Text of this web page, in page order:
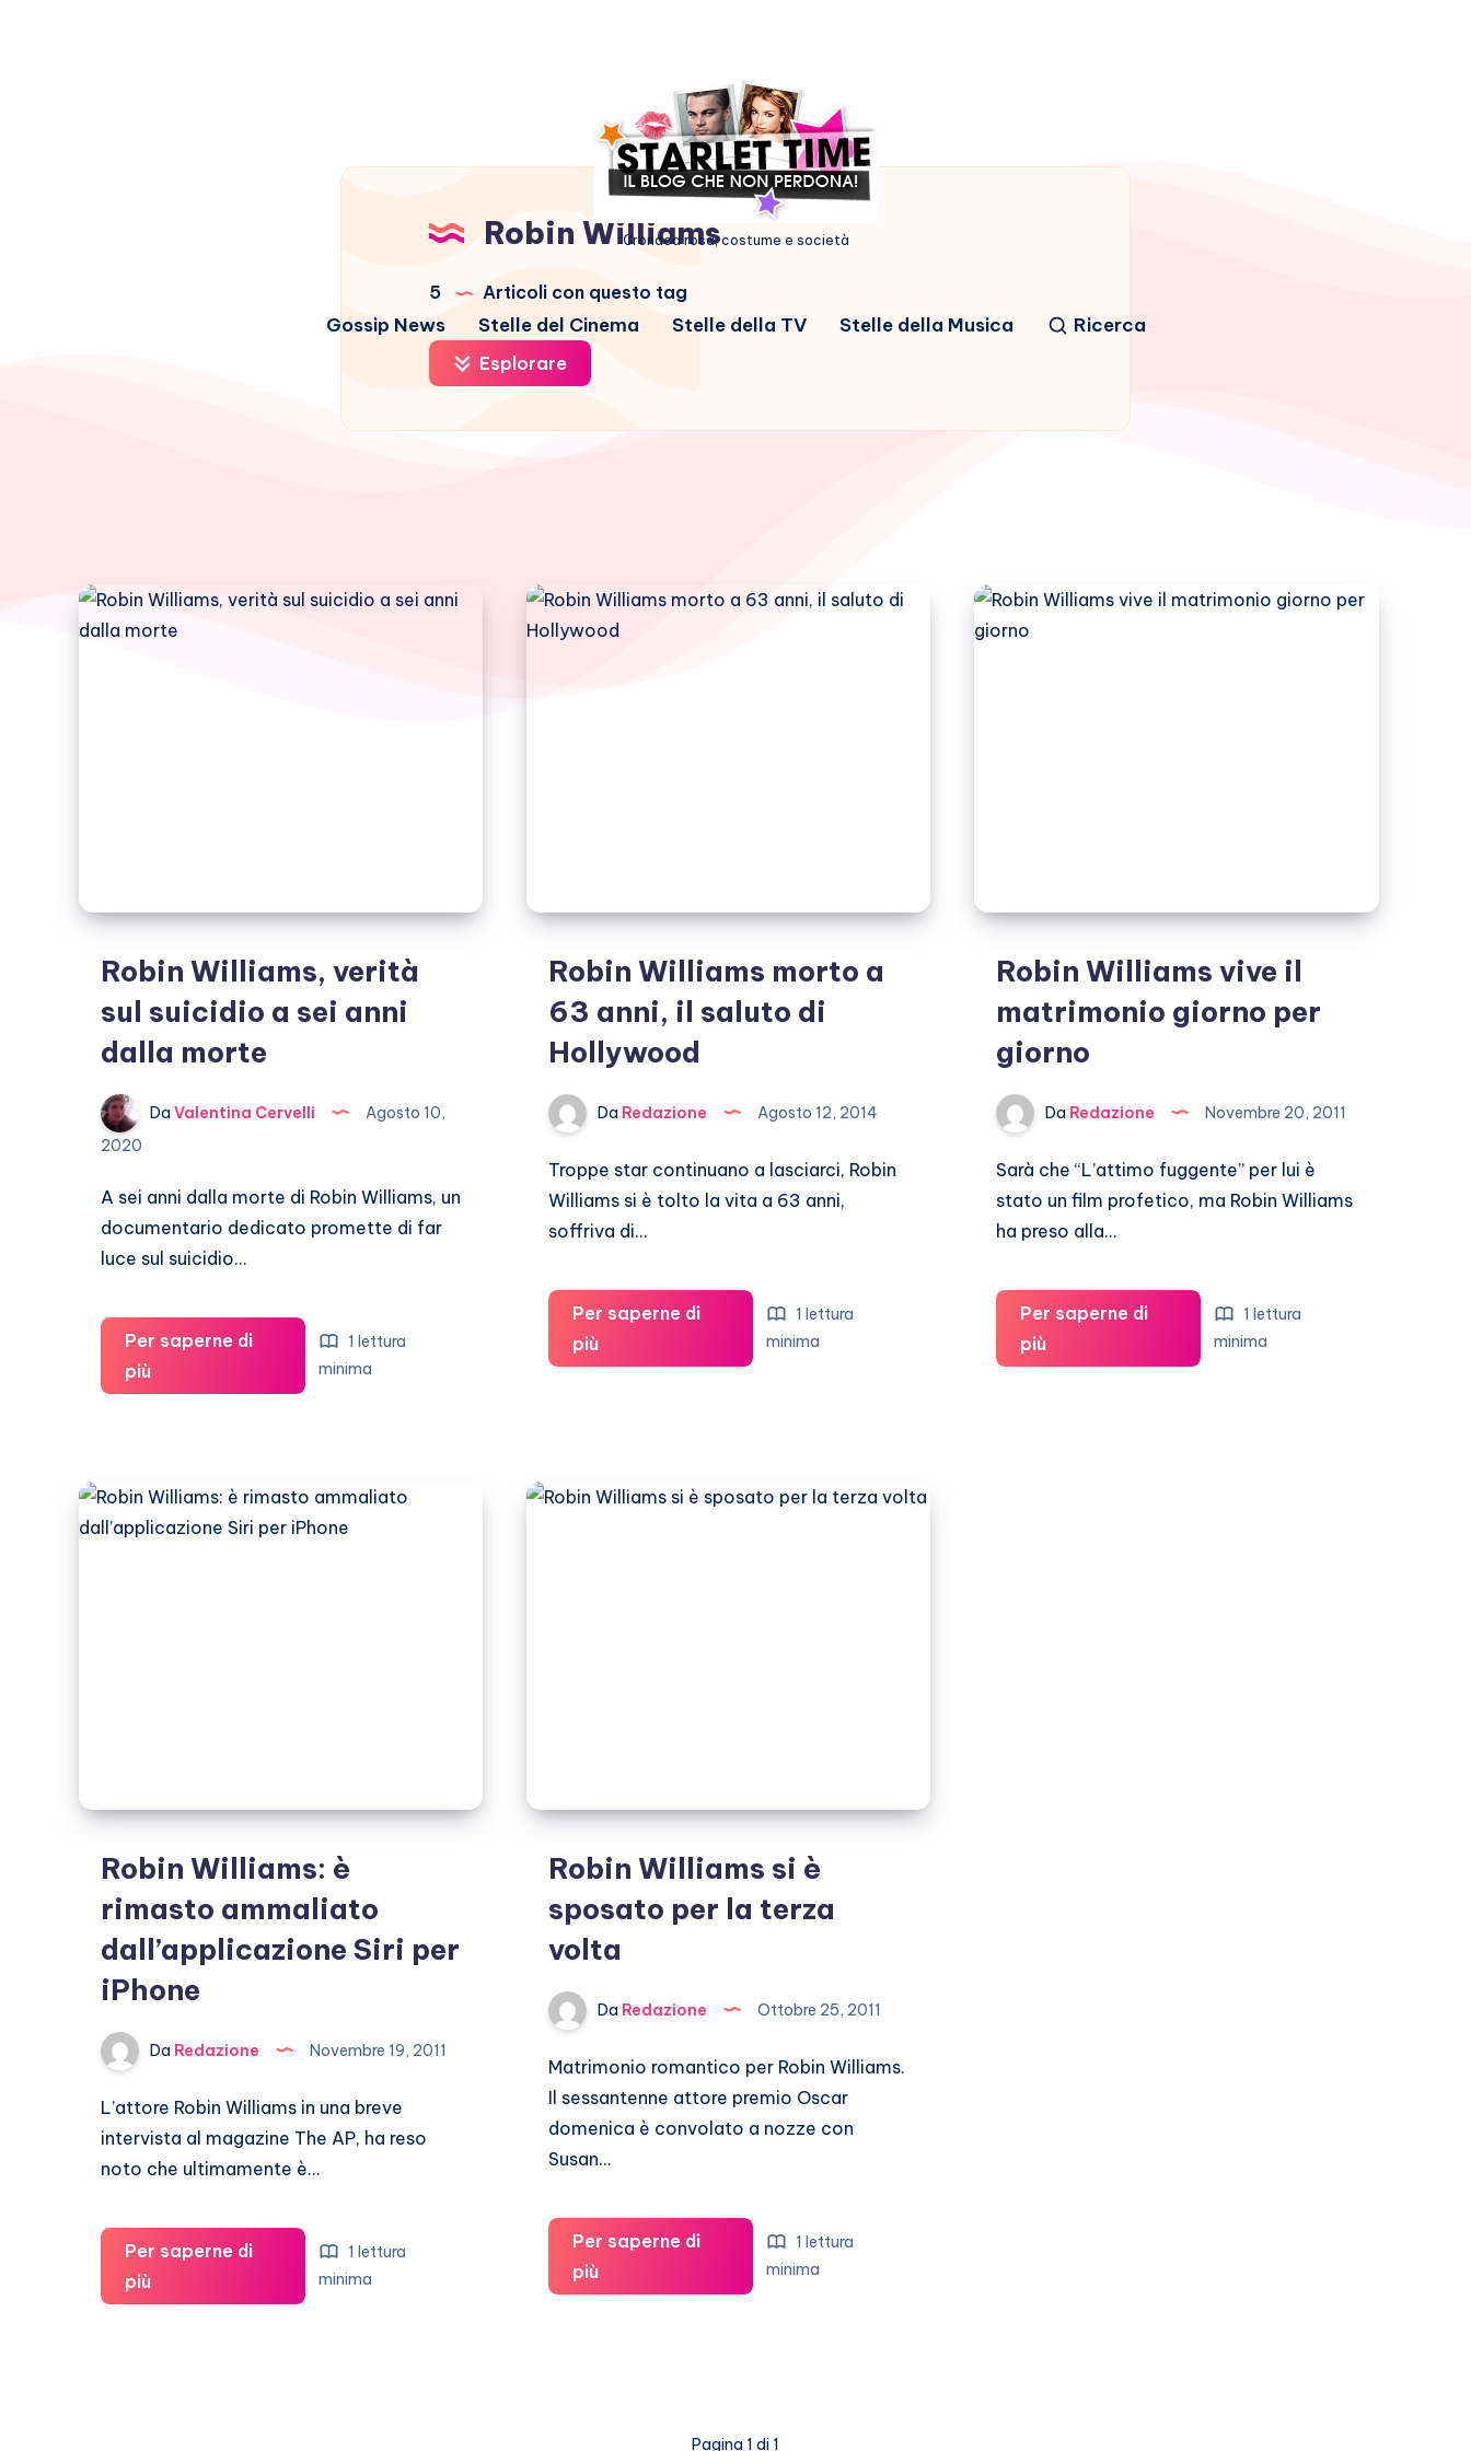
Cronaca rosa, costume e società
Gossip News Stelle del Cinema Stelle della TV Stelle della Musica Ricerca
Robin Williams
5 Articoli con questo tag
Esplorare
Robin Williams, verità
sul suicidio a sei anni
dalla morte
Da Valentina Cervelli
Agosto 10,
2020
A sei anni dalla morte di Robin Williams, un
documentario dedicato promette di far
luce sul suicidio…
Per saperne di
piùRobin
Williams,
suicidio
a
1 lettura
minima
Robin Williams morto a
63 anni, il saluto di
Hollywood
Da Redazione Agosto 12, 2014
Troppe star continuano a lasciarci, Robin
Williams si è tolto la vita a 63 anni,
soffriva di…
Per saperne di
piùRobin
Williams
anni,
1 lettura
minima
Robin Williams vive il
matrimonio giorno per
giorno
Da Redazione Novembre 20, 2011
Sarà che “L’attimo fuggente” per lui è
stato un film profetico, ma Robin Williams
ha preso alla…
Per saperne di
piùRobin
Williams
1 lettura
minima
Robin Williams: è
rimasto ammaliato
dall’applicazione Siri per
iPhone
Da Redazione Novembre 19, 2011
L’attore Robin Williams in una breve
intervista al magazine The AP, ha reso
noto che ultimamente è…
Per saperne di
piùRobin
Williams:
1 lettura
minima
Robin Williams si è
sposato per la terza
volta
Da Redazione Ottobre 25, 2011
Matrimonio romantico per Robin Williams.
Il sessantenne attore premio Oscar
domenica è convolato a nozze con
Susan…
Per saperne di
piùRobin
Williams
1 lettura
minima
Pagina 1 di 1